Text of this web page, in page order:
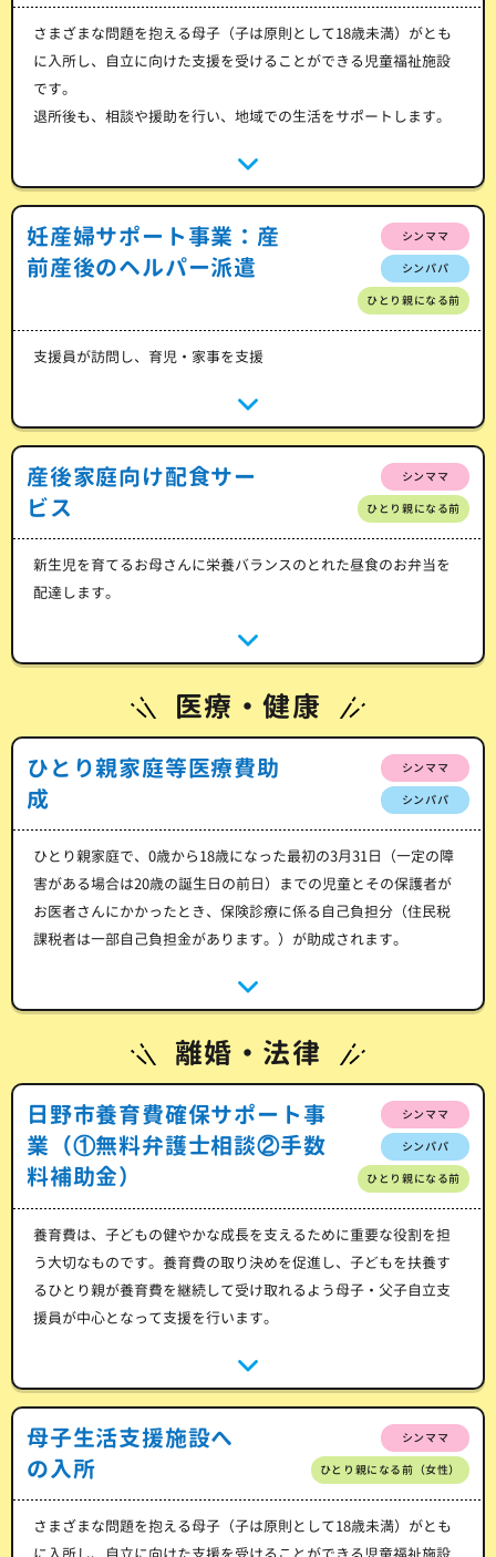
さまざまな問題を抱える母子（子は原則として18歳未満）がとも
に入所し、自立に向けた支援を受けることができる児童福祉施設
です。
退所後も、相談や援助を行い、地域での生活をサポートします。
妊産婦サポート事業：産
前産後のヘルパー派遣
シンママ
シンパパ
ひとり親になる前
支援員が訪問し、育児・家事を支援
産後家庭向け配食サー
ビス
シンママ
ひとり親になる前
新生児を育てるお母さんに栄養バランスのとれた昼食のお弁当を
配達します。
医療・健康
ひとり親家庭等医療費助
成
シンママ
シンパパ
ひとり親家庭で、0歳から18歳になった最初の3月31日（一定の障
害がある場合は20歳の誕生日の前日）までの児童とその保護者が
お医者さんにかかったとき、保険診療に係る自己負担分（住民税
課税者は一部自己負担金があります。）が助成されます。
離婚・法律
日野市養育費確保サポート事
業（①無料弁護士相談②手数
料補助金）
シンママ
シンパパ
ひとり親になる前
養育費は、子どもの健やかな成長を支えるために重要な役割を担
う大切なものです。養育費の取り決めを促進し、子どもを扶養す
るひとり親が養育費を継続して受け取れるよう母子・父子自立支
援員が中心となって支援を行います。
母子生活支援施設へ
の入所
シンママ
ひとり親になる前（女性）
さまざまな問題を抱える母子（子は原則として18歳未満）がとも